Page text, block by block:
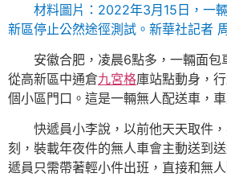
材料圖片：2022年3月15日，一
新區停止公然途徑測試。 新華社記者
安徽合肥，凌晨6點多，一輛面包
從高新區中通倉九宮格庫站點動身，
個小區門口。這是一輛無人配送車，
快遞員小李說，以前他天天取件
刻，裝載年夜件的無人車會主動送到
遞員只需帶著輕小件出班，直接和無